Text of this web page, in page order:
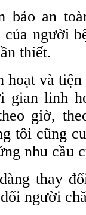
bảo an
của người
thiết.
hoạt và
gian linh
giờ,
tôi cũng
nhu cầu
thay
người